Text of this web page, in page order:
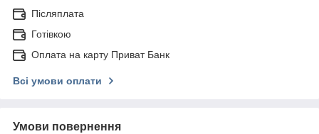
Післяплата
Готівкою
Оплата на карту Приват Банк
Всі умови оплати
Умови повернення